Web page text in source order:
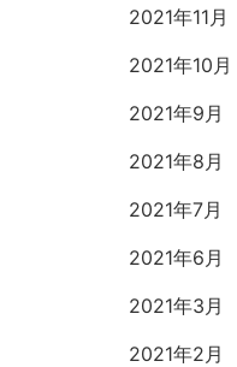
2021年11月
2021年10月
2021年9月
2021年8月
2021年7月
2021年6月
2021年3月
2021年2月